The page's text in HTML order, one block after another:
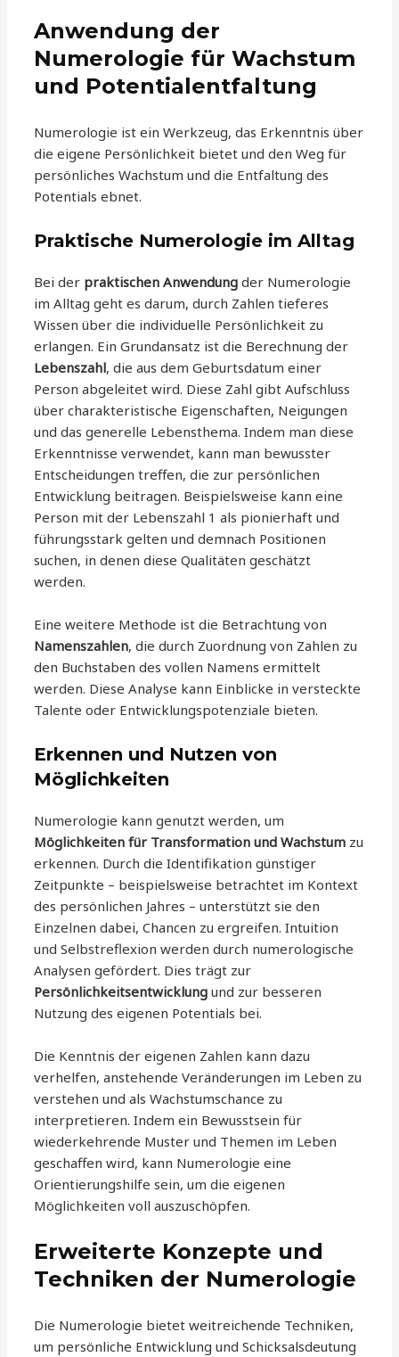
Anwendung der
Numerologie für Wachstum
und Potentialentfaltung
Numerologie ist ein Werkzeug, das Erkenntnis über
die eigene Persönlichkeit bietet und den Weg für
persönliches Wachstum und die Entfaltung des
Potentials ebnet.
Praktische Numerologie im Alltag
Bei der praktischen Anwendung der Numerologie
im Alltag geht es darum, durch Zahlen tieferes
Wissen über die individuelle Persönlichkeit zu
erlangen. Ein Grundansatz ist die Berechnung der
Lebenszahl, die aus dem Geburtsdatum einer
Person abgeleitet wird. Diese Zahl gibt Aufschluss
über charakteristische Eigenschaften, Neigungen
und das generelle Lebensthema. Indem man diese
Erkenntnisse verwendet, kann man bewusster
Entscheidungen treffen, die zur persönlichen
Entwicklung beitragen. Beispielsweise kann eine
Person mit der Lebenszahl 1 als pionierhaft und
führungsstark gelten und demnach Positionen
suchen, in denen diese Qualitäten geschätzt
werden.
Eine weitere Methode ist die Betrachtung von
Namenszahlen, die durch Zuordnung von Zahlen zu
den Buchstaben des vollen Namens ermittelt
werden. Diese Analyse kann Einblicke in versteckte
Talente oder Entwicklungspotenziale bieten.
Erkennen und Nutzen von
Möglichkeiten
Numerologie kann genutzt werden, um
Möglichkeiten für Transformation und Wachstum zu
erkennen. Durch die Identifikation günstiger
Zeitpunkte – beispielsweise betrachtet im Kontext
des persönlichen Jahres – unterstützt sie den
Einzelnen dabei, Chancen zu ergreifen. Intuition
und Selbstreflexion werden durch numerologische
Analysen gefördert. Dies trägt zur
Persönlichkeitsentwicklung und zur besseren
Nutzung des eigenen Potentials bei.
Die Kenntnis der eigenen Zahlen kann dazu
verhelfen, anstehende Veränderungen im Leben zu
verstehen und als Wachstumschance zu
interpretieren. Indem ein Bewusstsein für
wiederkehrende Muster und Themen im Leben
geschaffen wird, kann Numerologie eine
Orientierungshilfe sein, um die eigenen
Möglichkeiten voll auszuschöpfen.
Erweiterte Konzepte und
Techniken der Numerologie
Die Numerologie bietet weitreichende Techniken,
um persönliche Entwicklung und Schicksalsdeutung